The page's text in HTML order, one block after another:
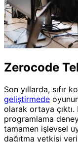
Zerocode
Son yıllarda, sıfır
geliştirmede
olarak ortaya
programlama
tamamen işlevsel
dağıtma yetkisi